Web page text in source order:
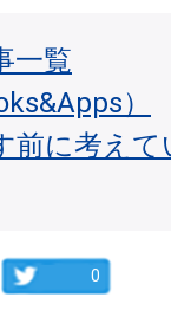
一覧
）
前に考え
0